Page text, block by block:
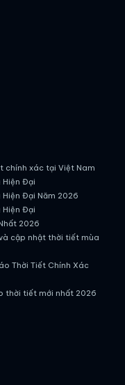
chính xác tại Việt Nam
Hiện Đại
Hiện Đại Năm 2026
Hiện Đại
2026
cập nhật thời tiết mùa
Thời Tiết Chính Xác
thời tiết mới nhất 2026
Thời Tiết Chính Xác
Đại